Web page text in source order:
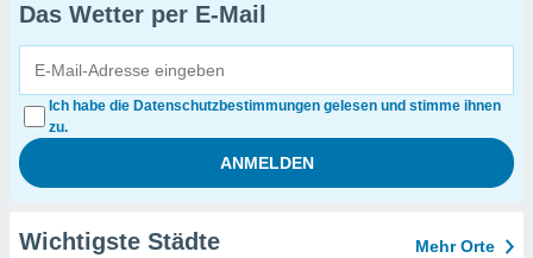
Das Wetter per E-Mail
Ich habe die Datenschutzbestimmungen gelesen und stimme ihnen
zu.
Wichtigste Städte Mehr Orte